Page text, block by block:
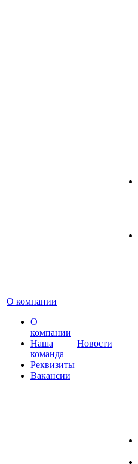
О компании
О
компании
Наша
команда
Реквизиты
Вакансии
Новости